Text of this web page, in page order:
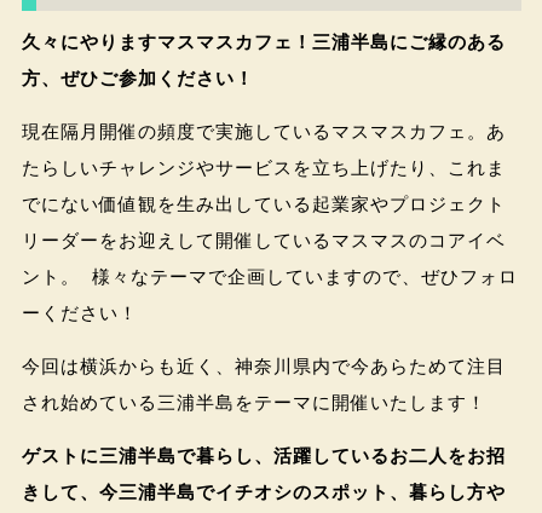
久々にやりますマスマスカフェ！三浦半島にご縁のある
方、ぜひご参加ください！
現在隔月開催の頻度で実施しているマスマスカフェ。あ
たらしいチャレンジやサービスを立ち上げたり、これま
でにない価値観を生み出している起業家やプロジェクト
リーダーをお迎えして開催しているマスマスのコアイベ
ント。 様々なテーマで企画していますので、ぜひフォロ
ーください！
今回は横浜からも近く、神奈川県内で今あらためて注目
され始めている三浦半島をテーマに開催いたします！
ゲストに三浦半島で暮らし、活躍しているお二人をお招
きして、今三浦半島でイチオシのスポット、暮らし方や